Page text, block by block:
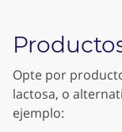
Opte por
lactosa, o
ejemplo: